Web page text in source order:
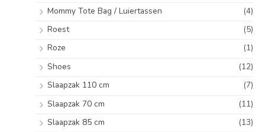
Mommy Tote Bag / Luiertassen
(4)
Roest
(5)
Roze
(1)
Shoes
(12)
Slaapzak 110 cm
(7)
Slaapzak 70 cm
(11)
Slaapzak 85 cm
(13)